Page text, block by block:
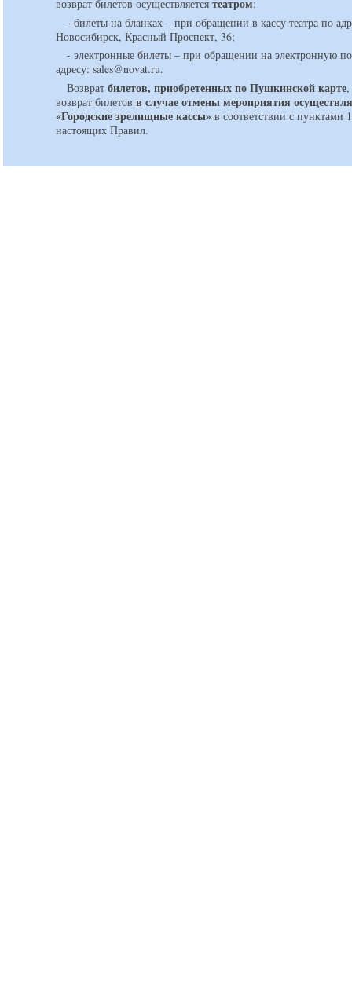
возврат билетов осуществляетсятеатром:
- билеты на бланках – при обращении в кассу театра по
Новосибирск, Красный Проспект, 36;
- электронные билеты – при обращении на электронную
адресу: sales@novat.ru.
Возвратбилетов, приобретенных по Пушкинской карте
возврат билетовв случае отмены мероприятия
«Городские зрелищные кассы» в соответствии с пунктами
настоящих Правил.